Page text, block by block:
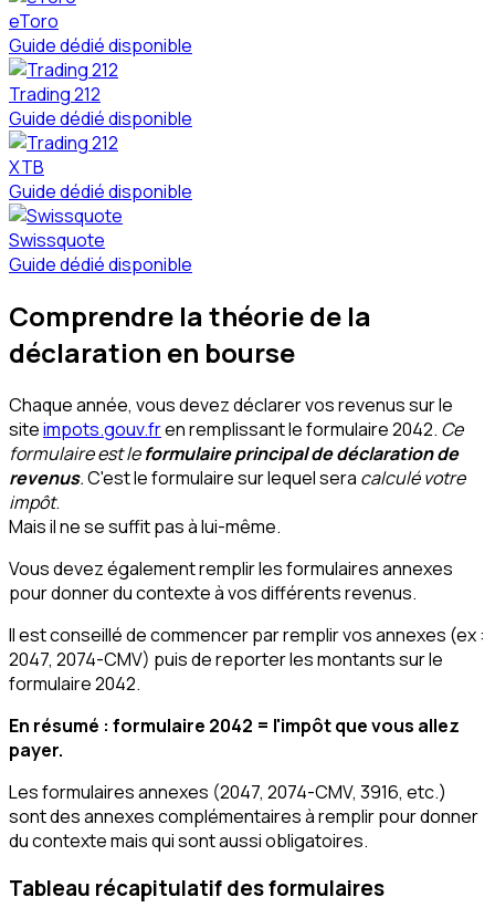
eToro
Guide dédié disponible
Trading 212
Guide dédié disponible
XTB
Guide dédié disponible
Swissquote
Guide dédié disponible
Comprendre la théorie de la
déclaration en bourse
Chaque année, vous devez déclarer vos revenus sur le
siteimpots.gouv.fren remplissant le formulaire 2042. Ce
formulaire est leformulaire principal de déclaration de
revenus.C'est le formulaire sur lequel sera calculé votre
impôt.
Mais il ne se suffit pas à lui-même.
Vous devez également remplir les formulaires annexes
pour donner du contexte à vos différents revenus.
Il est conseillé de commencer par remplir vos annexes (ex :
2047, 2074-CMV) puis de reporter les montants sur le
formulaire 2042.
En résumé : formulaire 2042 = l'impôt que vous allez
payer.
Les formulaires annexes (2047, 2074-CMV, 3916, etc.)
sont des annexes complémentaires à remplir pour donner
du contexte mais qui sont aussi obligatoires.
Tableau récapitulatif des formulaires